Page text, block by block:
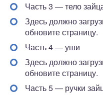
Часть 3 — тело
Здесь должно
обновите страницу.
Часть 4 — уши
Здесь должно
обновите страницу.
Часть 5 — ручки